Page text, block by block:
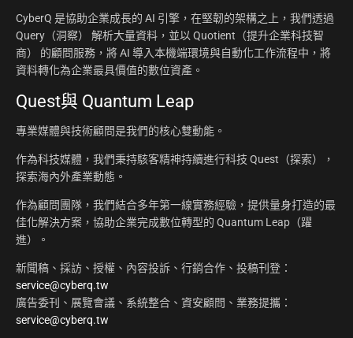
CyberQ 是協助企業成長的 AI 引擎，在堅韌的架構之上，我們透過
Query（洞察） 解析大量資料，並以 Quotient（提升企業科技智
商） 的顧問服務，將 AI 導入本機端環境與自動化工作流程中，將
資料轉化為企業最具價值的數位資產。
Quest與 Quantum Leap
專業媒體與技術顧問是我們的核心雙動能。
作為科技媒體，我們秉持駭客精神持續進行科技 Quest（探索），
探索海內外產業動態。
作為顧問團隊，我們結合多年第一線實務經驗，提供量身打造的最
佳化解決方案，協助企業完成數位轉型的 Quantum Leap（躍
進）。
新聞稿、採訪、授權、內容投訴、行銷合作、投稿刊登：
service@cyberq.tw
廣告委刊、展覽會議、系統整合、資安顧問、業務提攜：
service@cyberq.tw